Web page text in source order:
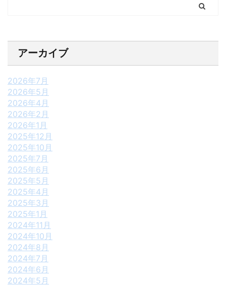
アーカイブ
2026年7月
2026年5月
2026年4月
2026年2月
2026年1月
2025年12月
2025年10月
2025年7月
2025年6月
2025年5月
2025年4月
2025年3月
2025年1月
2024年11月
2024年10月
2024年8月
2024年7月
2024年6月
2024年5月